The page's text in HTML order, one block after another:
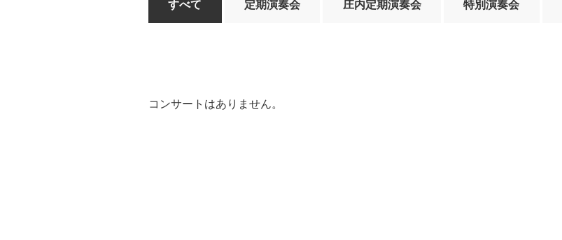
すべて 定期演奏会 庄内定期演奏会 特別演奏会
コンサートはありません。